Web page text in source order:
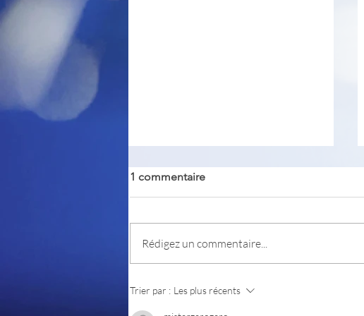
PKeyMaster
1 commentaire
Rédigez un commentaire...
Trier par : Les plus récents